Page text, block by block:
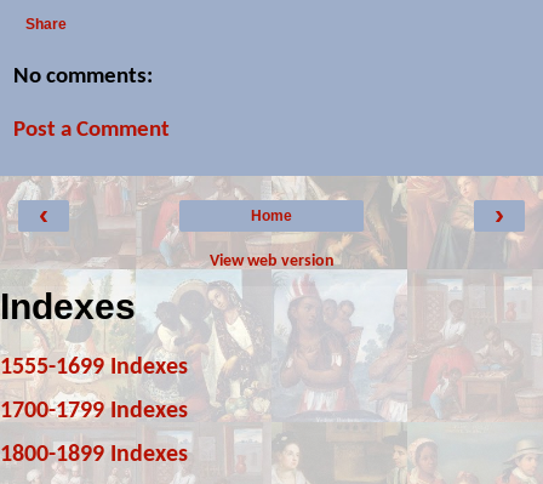
Share
No comments:
Post a Comment
‹ ›
Home
View web version
Indexes
1555-1699 Indexes
1700-1799 Indexes
1800-1899 Indexes